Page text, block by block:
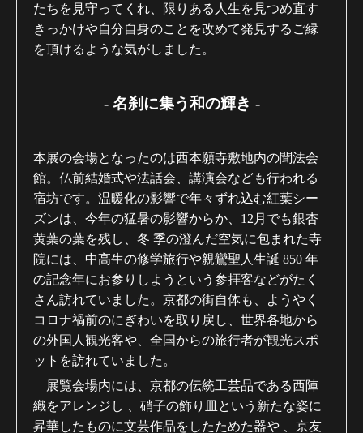
たちを見守ってくれ、限りある人生を見つめ直す
きっかけや自分自身のことを改めて発見するご縁
を頂けるような気がしました。
- 名刹に集う和の輝き -
本展の会場となったのは西本願寺敷地内の聞法会
館。仏前結婚式や法話会、講演会なども行われる
宿坊です。温暖化の影響で年々ずれ込む紅葉シー
ズンは、今年の猛暑の影響からか、12月でも銀杏
黄葉の葉を残し、冬 季の澄んだ空気に包まれた寺
院には、中高生の修学旅行や親鸞聖人生誕 850 年
の記念年にお参りしようという参拝客などがたく
さん訪れていました。京都の街自体も、ようやく
コロナ禍前のにぎわいを取り戻し、世界各地から
の外国人観光客や、全国からの旅行者が観光スポ
ットを訪れていました。
展覧会場内には、京都の伝統工芸品である西陣
織をアレンジし
、硝子の飾り皿という新たな姿に
昇華したものに文芸作品をしたためた器や
、京友